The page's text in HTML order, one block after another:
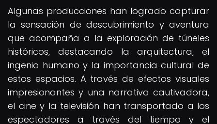
Algunas producciones han logrado capturar
la sensación de descubrimiento y aventura
que acompaña a la exploración de túneles
históricos, destacando la arquitectura, el
ingenio humano y la importancia cultural de
estos espacios. A través de efectos visuales
impresionantes y una narrativa cautivadora,
el cine y la televisión han transportado a los
espectadores a través del tiempo y el